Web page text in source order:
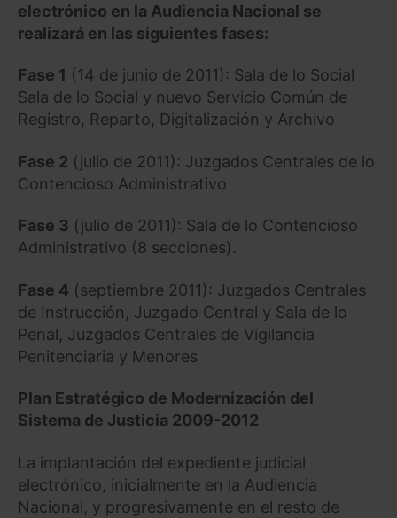
electrónico en la Audiencia Nacional se
realizará en las siguientes fases:
Fase 1 (14 de junio de 2011): Sala de lo Social
Sala de lo Social y nuevo Servicio Común de
Registro, Reparto, Digitalización y Archivo
Fase 2 (julio de 2011): Juzgados Centrales de lo
Contencioso Administrativo
Fase 3 (julio de 2011): Sala de lo Contencioso
Administrativo (8 secciones).
Fase 4 (septiembre 2011): Juzgados Centrales
de Instrucción, Juzgado Central y Sala de lo
Penal, Juzgados Centrales de Vigilancia
Penitenciaria y Menores
Plan Estratégico de Modernización del
Sistema de Justicia 2009-2012
La implantación del expediente judicial
electrónico, inicialmente en la Audiencia
Nacional, y progresivamente en el resto de